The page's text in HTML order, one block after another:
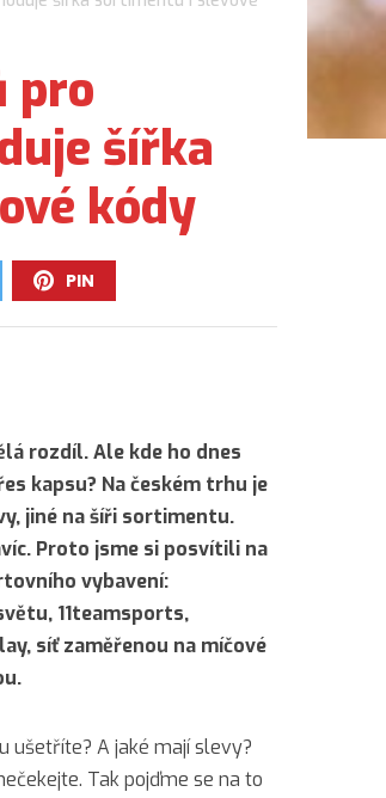
pro
šířka
kódy
PIN
0
rozdíl. Ale kde ho dnes
kapsu? Na českém trhu je
jiné na šíři sortimentu.
Proto jsme si posvítili na
vybavení:
11teamsports,
síť zaměřenou na míčové
ušetříte? A jaké mají slevy?
Tak pojďme se na to